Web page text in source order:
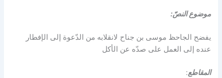
موضوع النصّ:
يفضح الجاحظ موسى بن جناح لانقلابه من الدّعوة إلى الإفطار
عنده إلى العمل على صدّه عن الأكل
المقاطع: